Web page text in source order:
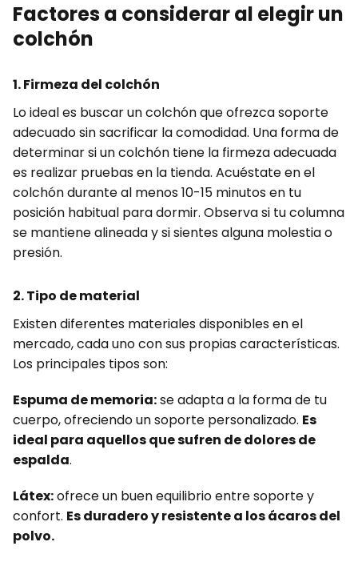
Factores a considerar al elegir un
colchón
1. Firmeza del colchón
Lo ideal es buscar un colchón que ofrezca soporte
adecuado sin sacrificar la comodidad. Una forma de
determinar si un colchón tiene la firmeza adecuada
es realizar pruebas en la tienda. Acuéstate en el
colchón durante al menos 10-15 minutos en tu
posición habitual para dormir. Observa si tu columna
se mantiene alineada y si sientes alguna molestia o
presión.
2. Tipo de material
Existen diferentes materiales disponibles en el
mercado, cada uno con sus propias características.
Los principales tipos son:
Espuma de memoria:se adapta a la forma de tu
cuerpo, ofreciendo un soporte personalizado. Es
ideal para aquellos que sufren de dolores de
espalda.
Látex:ofrece un buen equilibrio entre soporte y
confort. Es duradero y resistente a los ácaros del
polvo.